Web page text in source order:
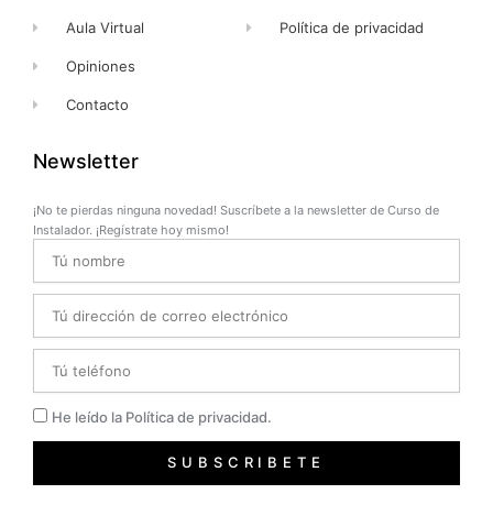
Aula Virtual
Opiniones
Contacto
Política de privacidad
Newsletter
¡No te pierdas ninguna novedad! Suscríbete a la newsletter de Curso de
Instalador. ¡Regístrate hoy mismo!
Privacidad
He leído la Política de privacidad.
SUBSCRIBETE